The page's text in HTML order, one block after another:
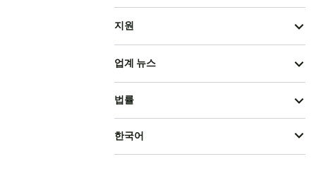
지원
업계 뉴스
법률
한국어